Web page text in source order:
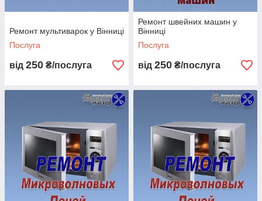
Ремонт мультиварок у Вінниці
Послуга
від 250 ₴/послуга
Ремонт швейних машин у
Вінниці
Послуга
від 250 ₴/послуга